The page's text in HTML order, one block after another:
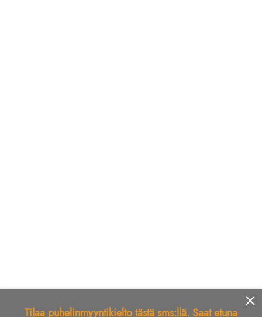
Tilaa puhelinmyyntikielto tästä sms:llä. Saat etuna